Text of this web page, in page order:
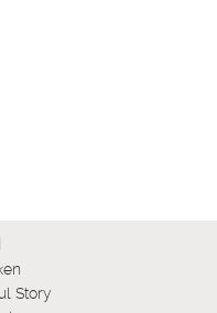
Story